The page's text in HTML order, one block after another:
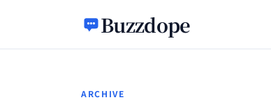
Buzzdope
ARCHIVE